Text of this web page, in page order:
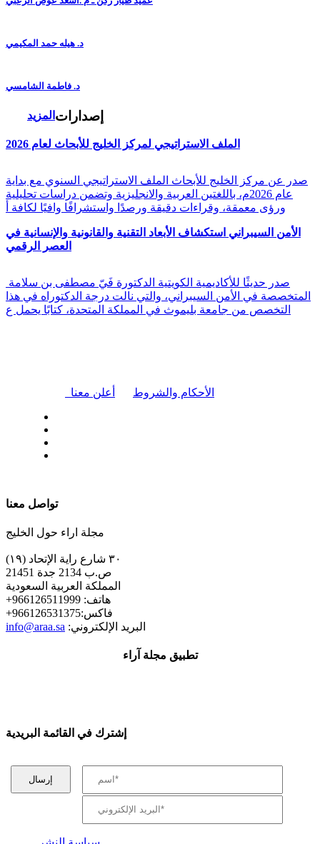
د. هيله حمد المكيمي
د. فاطمة الشامسي
المزيد إصدارات
الملف الاستراتيجي لمركز الخليج للأبحاث لعام 2026
صدر عن مركز الخليج للأبحاث الملف الاستراتيجي السنوي مع بداية
عام 2026م، باللغتين العربية والانجليزية وتضمن دراسات تحليلية
ورؤى معمقة، وقراءات دقيقة ورصدًا واستشرافًا وافيًا لكافة أ
الأمن السيبراني استكشاف الأبعاد التقنية والقانونية والإنسانية في
العصر الرقمي
المتخصصة في الأمن السيبراني، والتي نالت درجة الدكتوراه في هذا
التخصص من جامعة بليموث في المملكة المتحدة، كتابًا يحمل ع
أعلن معنا الأحكام والشروط
تواصل معنا
مجلة اراء حول الخليج
٣٠ شارع راية الإتحاد (١٩)
ص.ب 2134 جدة 21451
المملكة العربية السعودية
+هاتف: 966126511999
+فاكس:966126531375
info@araa.sa :البريد الإلكتروني
تطبيق مجلة آراء
إشترك في القائمة البريدية